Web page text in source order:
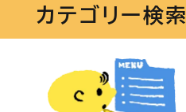
カテゴリー検索